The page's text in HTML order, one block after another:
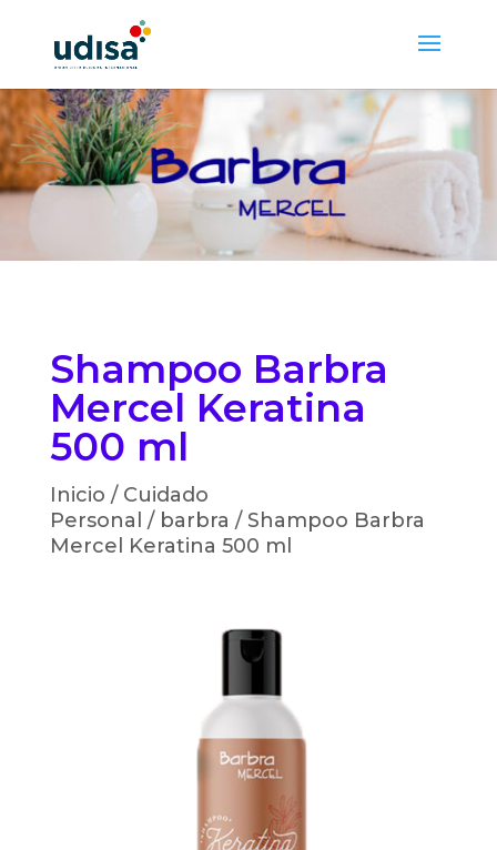
Shampoo Barbra
Mercel Keratina
500 ml
Inicio / Cuidado
Personal / barbra / Shampoo Barbra
Mercel Keratina 500 ml